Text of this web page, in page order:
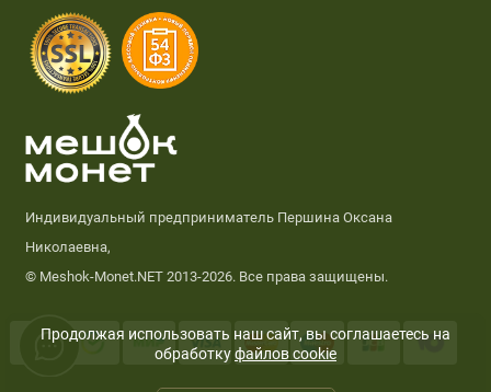
Индивидуальный предприниматель Першина Оксана
Николаевна,
© Meshok-Monet.NET 2013-2026. Все права защищены.
Продолжая использовать наш сайт, вы соглашаетесь на
обработкуфайлов cookie